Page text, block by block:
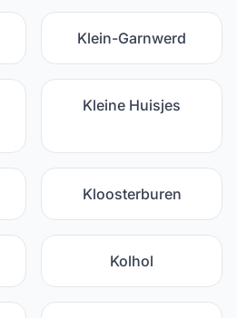
Klein-Garnwerd
Kleine Huisjes
Kloosterburen
Kolhol